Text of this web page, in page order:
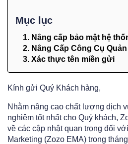
Mục lục
1. Nâng cấp bảo mật hệ
2. Nâng Cấp Công Cụ
3. Xác thực tên miền gửi
Kính gửi Quý Khách hàng,
Nhằm nâng cao chất lượng dịch
nghiệm tốt nhất cho Quý khách,
về các cập nhật quan trọng đối
Marketing (Zozo EMA) trong